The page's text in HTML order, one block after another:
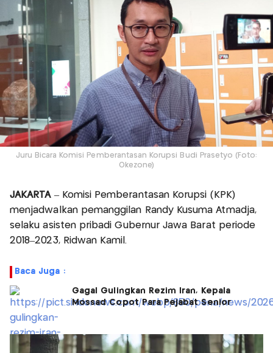
Juru Bicara Komisi Pemberantasan Korupsi Budi Prasetyo (Foto:
Okezone)
JAKARTA– Komisi Pemberantasan Korupsi (KPK)
menjadwalkan pemanggilan Randy Kusuma Atmadja,
selaku asisten pribadi Gubernur Jawa Barat periode
2018–2023, Ridwan Kamil.
Baca Juga :
Gagal Gulingkan Rezim Iran, Kepala
Mossad Copot Para Pejabat Senior